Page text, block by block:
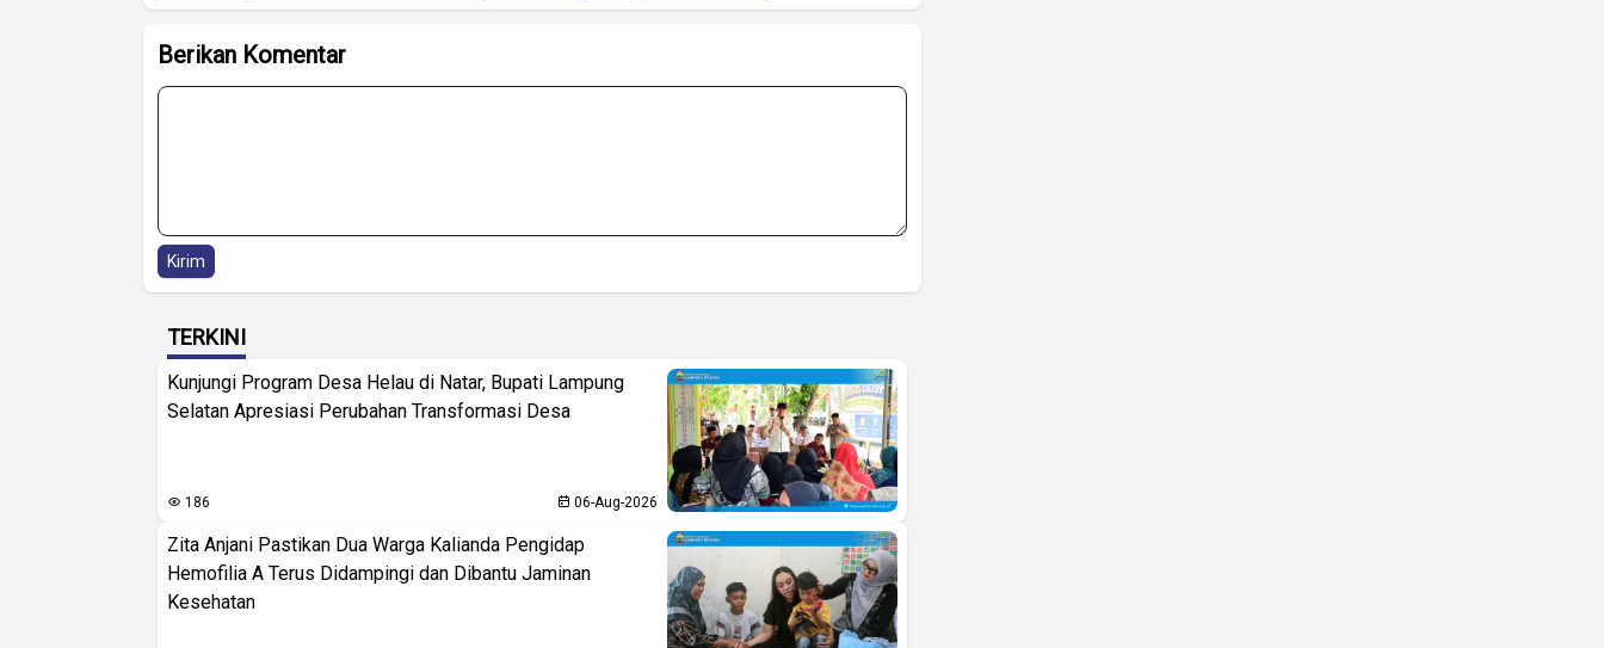
Berikan Komentar
Kirim
TERKINI
Kunjungi Program Desa Helau di Natar, Bupati Lampung
Selatan Apresiasi Perubahan Transformasi Desa
186 06-Aug-2026
Zita Anjani Pastikan Dua Warga Kalianda Pengidap
Hemofilia A Terus Didampingi dan Dibantu Jaminan
Kesehatan